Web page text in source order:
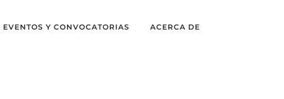
EVENTOS Y CONVOCATORIAS ACERCA DE